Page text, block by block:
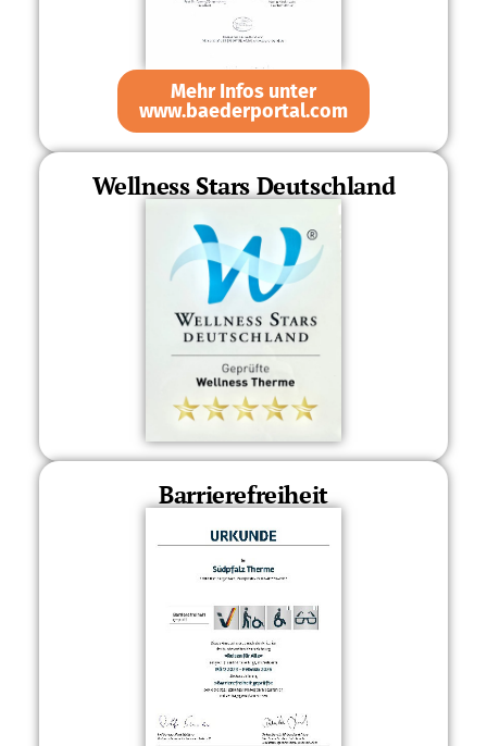
Mehr Infos unter
www.baeder­portal.com
Wellness Stars Deutschland
Barrierefreiheit